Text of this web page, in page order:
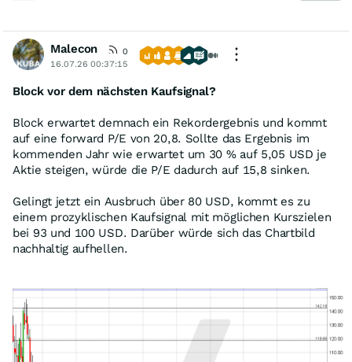
Malecon
0
16.07.26 00:37:15
Block vor dem nächsten Kaufsignal?
Block erwartet demnach ein Rekordergebnis und kommt
auf eine forward P/E von 20,8. Sollte das Ergebnis im
kommenden Jahr wie erwartet um 30 % auf 5,05 USD je
Aktie steigen, würde die P/E dadurch auf 15,8 sinken.
Gelingt jetzt ein Ausbruch über 80 USD, kommt es zu
einem prozyklischen Kaufsignal mit möglichen Kurszielen
bei 93 und 100 USD. Darüber würde sich das Chartbild
nachhaltig aufhellen.